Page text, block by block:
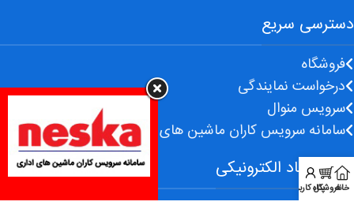
نماد اعتماد الکترونیکی
دسترسی سریع
فروشگاه
درخواست نمایندگی
سرویس منوال
سامانه سرویس کاران ماشین های اداری
خانهفروشگاهپنل کاربر